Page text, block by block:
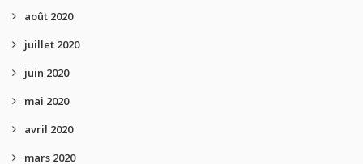
août 2020
juillet 2020
juin 2020
mai 2020
avril 2020
mars 2020